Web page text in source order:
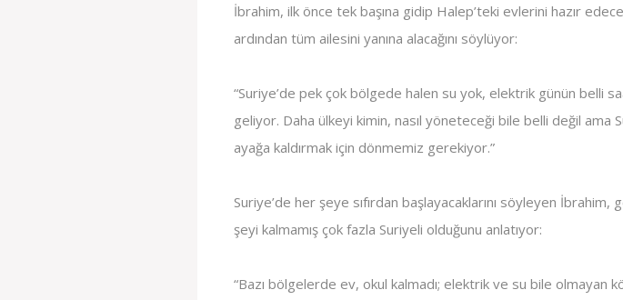
İbrahim, ilk önce tek başına gidip Halep’teki evlerini hazır
ardından tüm ailesini yanına alacağını söylüyor:
“Suriye’de pek çok bölgede halen su yok, elektrik günün belli
geliyor. Daha ülkeyi kimin, nasıl yöneteceği bile belli değil ama
ayağa kaldırmak için dönmemiz gerekiyor.”
Suriye’de her şeye sıfırdan başlayacaklarını söyleyen İbrahim,
şeyi kalmamış çok fazla Suriyeli olduğunu anlatıyor:
“Bazı bölgelerde ev, okul kalmadı; elektrik ve su bile olmayan